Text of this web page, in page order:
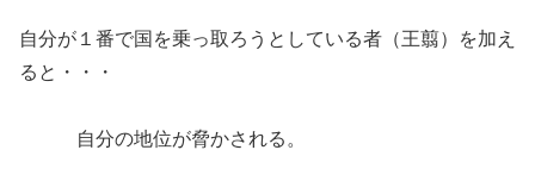
自分が１番で国を乗っ取ろうとしている者（王翦）を加え
ると・・・
自分の地位が脅かされる。